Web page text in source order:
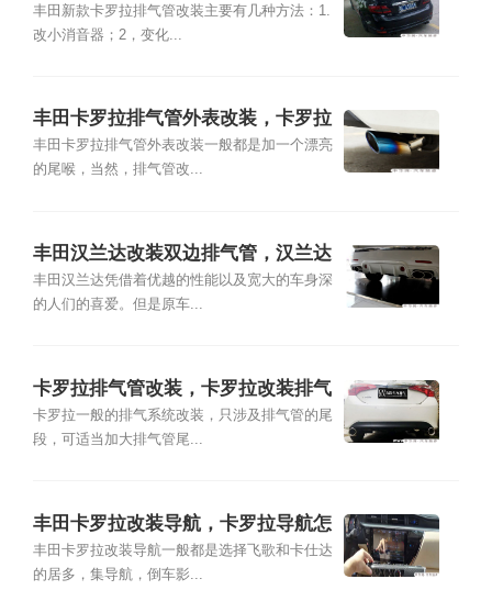
罗拉怎么改排气管
丰田新款卡罗拉排气管改装主要有几种方法：1.
改小消音器；2，变化...
丰田卡罗拉排气管外表改装，卡罗拉
排气管改装图片
丰田卡罗拉排气管外表改装一般都是加一个漂亮
的尾喉，当然，排气管改...
丰田汉兰达改装双边排气管，汉兰达
改双排气管图片
丰田汉兰达凭借着优越的性能以及宽大的车身深
的人们的喜爱。但是原车...
卡罗拉排气管改装，卡罗拉改装排气
管方案
卡罗拉一般的排气系统改装，只涉及排气管的尾
段，可适当加大排气管尾...
丰田卡罗拉改装导航，卡罗拉导航怎
么改装
丰田卡罗拉改装导航一般都是选择飞歌和卡仕达
的居多，集导航，倒车影...